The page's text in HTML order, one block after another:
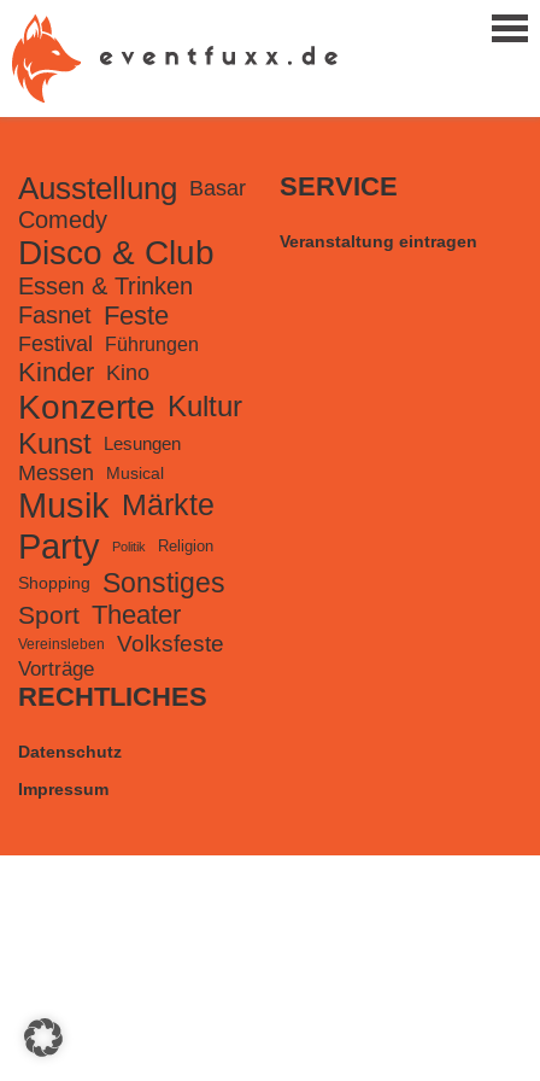
Ausstellung Basar
Comedy
Disco & Club
Essen & Trinken
Fasnet Feste
Festival Führungen
Kinder Kino
Konzerte Kultur
Kunst Lesungen
Messen Musical
Musik Märkte
Party Politik Religion
Shopping Sonstiges
Sport Theater
Vereinsleben Volksfeste
Vorträge
SERVICE
Veranstaltung eintragen
RECHTLICHES
Datenschutz
Impressum